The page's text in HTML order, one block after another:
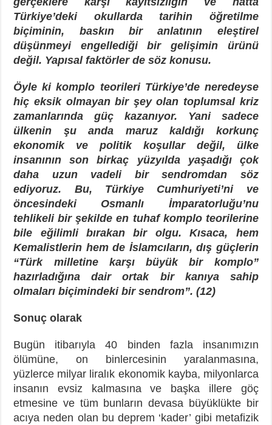
Türkiye’deki okullarda tarihin öğretilme
biçiminin, baskın bir anlatının eleştirel
düşünmeyi engellediği bir gelişimin ürünü
değil. Yapısal faktörler de söz konusu.
Öyle ki komplo teorileri Türkiye’de neredeyse
hiç eksik olmayan bir şey olan toplumsal kriz
zamanlarında güç kazanıyor. Yani sadece
ülkenin şu anda maruz kaldığı korkunç
ekonomik ve politik koşullar değil, ülke
insanının son birkaç yüzyılda yaşadığı çok
daha uzun vadeli bir sendromdan söz
ediyoruz. Bu, Türkiye Cumhuriyeti’ni ve
öncesindeki Osmanlı İmparatorluğu’nu
tehlikeli bir şekilde en tuhaf komplo teorilerine
bile eğilimli bırakan bir olgu. Kısaca, hem
Kemalistlerin hem de İslamcıların, dış güçlerin
“Türk milletine karşı büyük bir komplo”
hazırladığına dair ortak bir kanıya sahip
olmaları biçimindeki bir sendrom”. (12)
Sonuç olarak
Bugün itibarıyla 40 binden fazla insanımızın
ölümüne, on binlercesinin yaralanmasına,
yüzlerce milyar liralık ekonomik kayba, milyonlarca
insanın evsiz kalmasına ve başka illere göç
etmesine ve tüm bunların devasa büyüklükte bir
acıya neden olan bu deprem ‘kader’ gibi metafizik